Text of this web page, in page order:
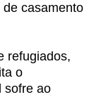
casamento
refugiados,
o
sofre ao